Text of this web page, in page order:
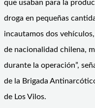
que usaban para la
droga en pequeñas
incautamos dos
de nacionalidad chilena,
durante la operación”,
de la Brigada
de Los Vilos.